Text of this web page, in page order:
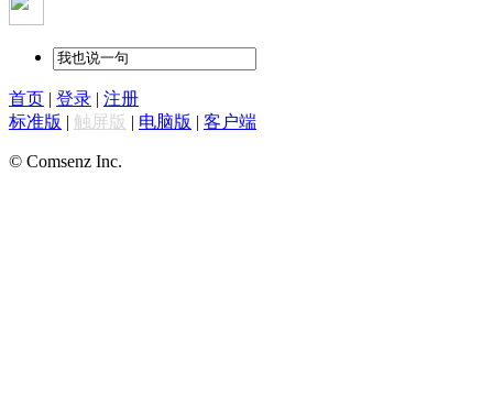
首页 | 登录 | 注册
标准版 | 触屏版 | 电脑版 | 客户端
© Comsenz Inc.